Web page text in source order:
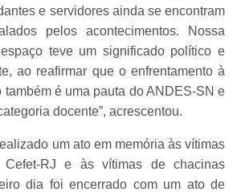
e servidores ainda se encontram
pelos acontecimentos. Nossa
teve um significado político e
ao reafirmar que o enfrentamento à
é uma pauta do ANDES-SN e
docente”, acrescentou.
um ato em memória às vítimas
RJ e às vítimas de chacinas
dia foi encerrado com um ato de